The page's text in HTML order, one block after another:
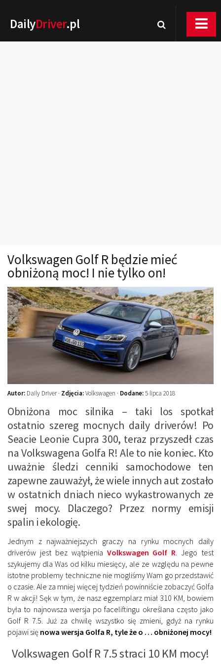
DailyDriver.pl
Technika jazdy
Oświetlenie
Kalkulatory
Przelicznik mocy
Auto z niemiec
Galerie
Volkswagen Golf R będzie mieć
obniżoną moc! I nie tylko on!
Autor: Daily Driver · Zdjęcia:Volkswagen · Dodane:5 lipca 2018
Obniżona moc silnika – taki los spotkał
ostatnio szereg mocnych daily driverów! Po
Seacie Leonie Cupra 300, teraz przyszedł czas
na Volkswagena Golfa R! Ale to nie koniec. Kto
uważnie śledzi cenniki samochodowe ten
zapewne zauważył, że wiele innych aut zostało
w ostatnich dniach nieco wykastrowanych ze
swej mocy. Dlaczego? Przez normy emisji
spalin i ekologię.
Jednym z najważniejszych graczy na rynku mocnych daily
driverów jest bez wątpienia Volkswagen Golf R . Jego test
szykujemy dla Was od kilku miesięcy, ale ze względu na pewne
istotne problemy techniczne nie mogliśmy Wam go przedstawić
o czasie. Ale za mniej więcej tydzień powinniście zobaczyć Golfa
R w akcji! Sęk w tym, że nasz egzemplarz miał 310 KM, bowiem
była to najnowsza wersja po faceliftingu określana często jako
Golf R 7.5. Już za chwilę wszystko się zmieni, gdyż na rynku
pojawi się nowa wersja Golfa R, tyle że o … obniżonej mocy!
Volkswagen Golf R 7.5 straci 10 KM mocy!